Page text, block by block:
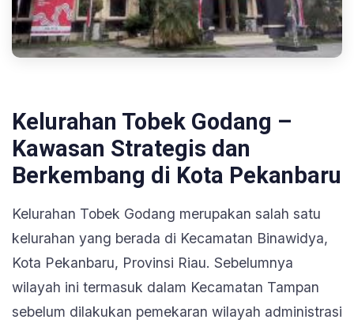
Kelurahan Tobek Godang –
Kawasan Strategis dan
Berkembang di Kota Pekanbaru
Kelurahan Tobek Godang merupakan salah satu
kelurahan yang berada di Kecamatan Binawidya,
Kota Pekanbaru, Provinsi Riau. Sebelumnya
wilayah ini termasuk dalam Kecamatan Tampan
sebelum dilakukan pemekaran wilayah administrasi